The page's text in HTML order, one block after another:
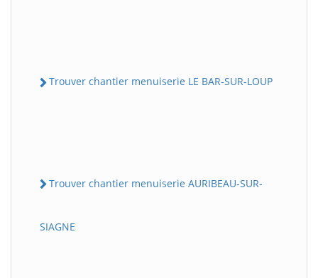
Trouver chantier menuiserie LE BAR-SUR-LOUP
Trouver chantier menuiserie AURIBEAU-SUR-
SIAGNE